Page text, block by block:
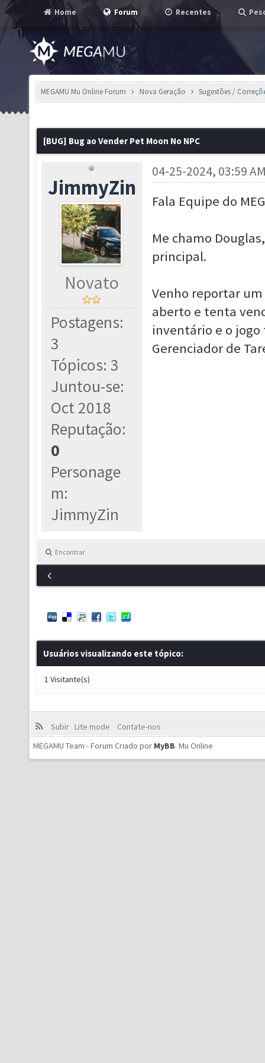
Home Forum Recentes
MEGAMU Mu Online Forum Nova Geração Sugestões /
[BUG] Bug ao Vender Pet Moon No NPC
JimmyZin
Novato
Postagens:
3
Tópicos: 3
Juntou-se:
Oct 2018
Reputação:
0
Personage
m:
JimmyZin
04-25-2024, 03:59
Fala Equipe do
Me chamo
principal.
Venho reportar um
aberto e tenta
inventário e o
Gerenciador de
Encontrar
Usuários visualizando este tópico:
1 Visitante(s)
Subir Lite mode
Contate-nos
MEGAMU Team - Forum Criado por MyBB. Mu Online